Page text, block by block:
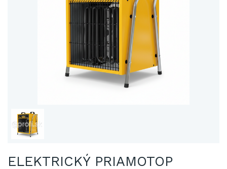
ELEKTRICKÝ PRIAMOTOP